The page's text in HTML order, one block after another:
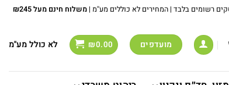
משלוח חינם מעל ₪245
מועדפים ₪0.00 לא כולל מע''מ